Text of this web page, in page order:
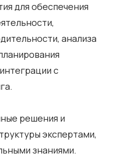
для обеспечения
анализа
с
решения и
экспертами,
знаниями.